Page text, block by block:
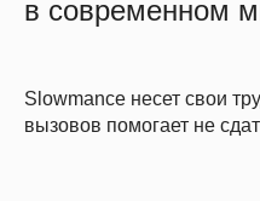
в современном
Slowmance несет свои
вызовов помогает не